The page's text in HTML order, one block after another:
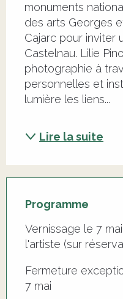
monuments
des arts Georges
Cajarc pour inviter
Castelnau. Lilie
photographie à
personnelles et
lumière les liens...
Lire la suite
Programme
Vernissage le 7
l'artiste (sur
Fermeture
7 mai